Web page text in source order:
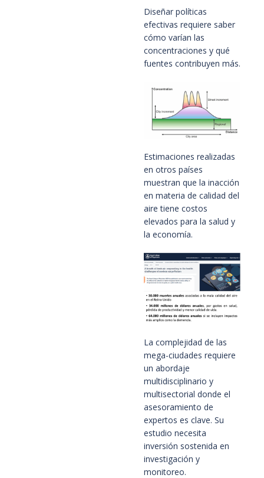
Diseñar políticas
efectivas requiere saber
cómo varían las
concentraciones y qué
fuentes contribuyen más.
Estimaciones realizadas
en otros países
muestran que la inacción
en materia de calidad del
aire tiene costos
elevados para la salud y
la economía.
La complejidad de las
mega-ciudades requiere
un abordaje
multidisciplinario y
multisectorial donde el
asesoramiento de
expertos es clave. Su
estudio necesita
inversión sostenida en
investigación y
monitoreo.